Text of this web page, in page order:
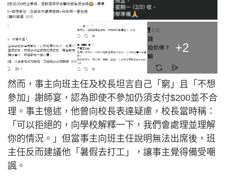
+2
然而，事主向班主任及校長坦言自己「窮」且「不想
參加」謝師宴，認為即使不參加仍須支付$200並不合
理。事主憶述，他曾向校長表達疑慮，校長當時稱：
「可以拒絕的，向學校解釋一下，我們會處理並理解
你的情況。」但當事主向班主任說明無法出席後，班
主任反而建議他「暑假去打工」，讓事主覺得備受嘲
諷。